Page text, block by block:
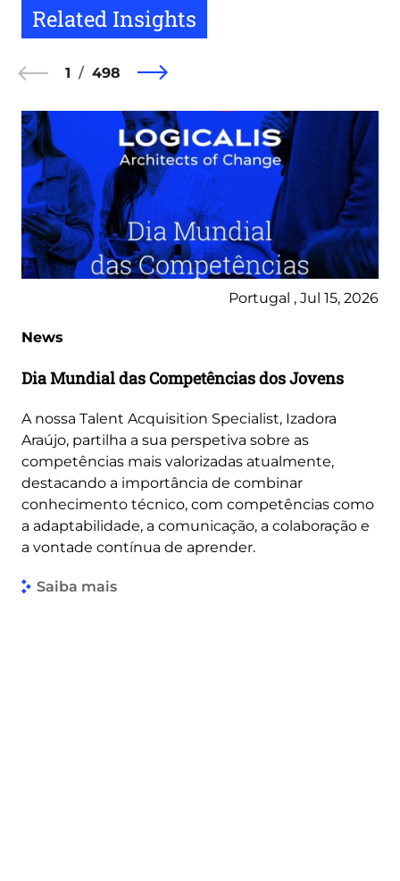
Related Insights
1 498
Portugal , Jul 15, 2026
News
Dia Mundial das Competências dos Jovens
A nossa Talent Acquisition Specialist, Izadora
Araújo, partilha a sua perspetiva sobre as
competências mais valorizadas atualmente,
destacando a importância de combinar
conhecimento técnico, com competências como
a adaptabilidade, a comunicação, a colaboração e
a vontade contínua de aprender.
Saiba mais